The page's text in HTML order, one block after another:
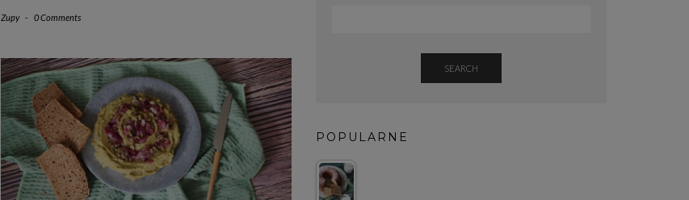
Zupy - 0 Comments
SEARCH
POPULARNE